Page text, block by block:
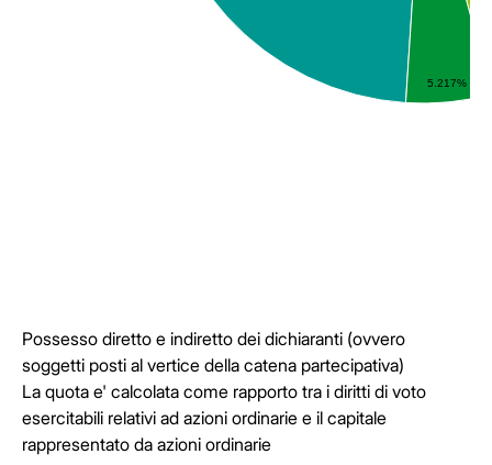
5.217%
Possesso diretto e indiretto dei dichiaranti (ovvero
soggetti posti al vertice della catena partecipativa)
La quota e' calcolata come rapporto tra i diritti di voto
esercitabili relativi ad azioni ordinarie e il capitale
rappresentato da azioni ordinarie